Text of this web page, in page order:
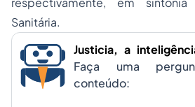
Sanitária.
Justicia, a
Faça uma
conteúdo: